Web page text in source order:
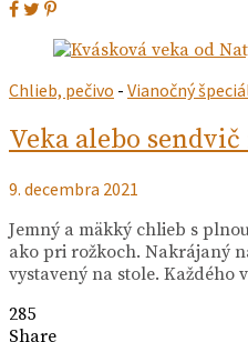
Chlieb, pečivo - Vianočný
Veka alebo
9. decembra 2021
Jemný a mäkký chlieb s
ako pri rožkoch. Nakrájaný
vystavený na stole. Každého
285
Share